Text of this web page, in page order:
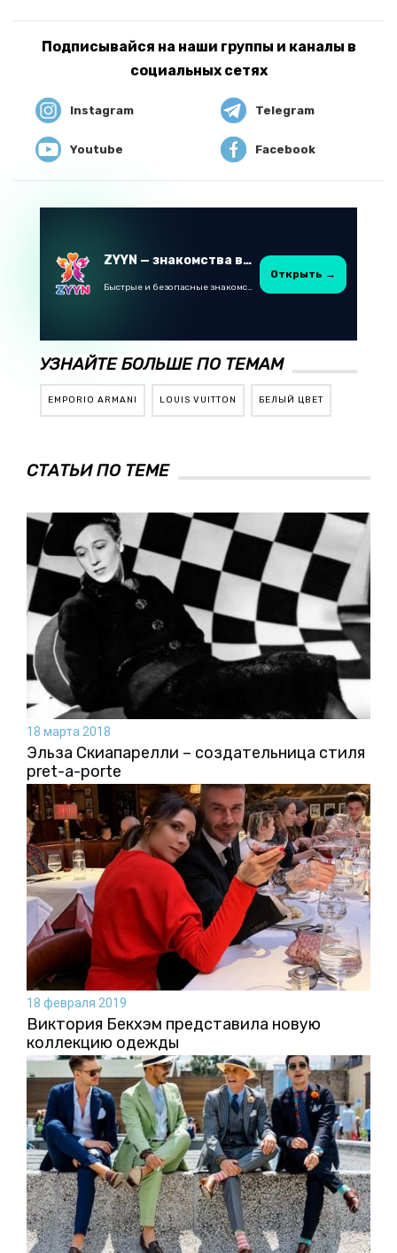
Подписывайся на наши группы и каналы в
социальных сетях
Instagram Telegram
Youtube Facebook
ZYYN — знакомства в Казахстане
Быстрые и безопасные знакомства в Telegram
Открыть →
УЗНАЙТЕ БОЛЬШЕ ПО ТЕМАМ
EMPORIO ARMANI LOUIS VUITTON БЕЛЫЙ ЦВЕТ
СТАТЬИ ПО ТЕМЕ
18 марта 2018
Эльза Скиапарелли – создательница стиля
pret-a-porte
18 февраля 2019
Виктория Бекхэм представила новую
коллекцию одежды